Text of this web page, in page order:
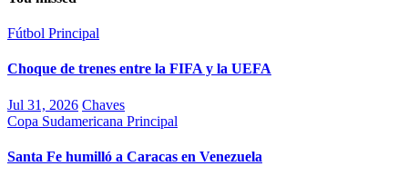
Fútbol Principal
Choque de trenes entre la FIFA y la UEFA
Jul 31, 2026 Chaves
Copa Sudamericana Principal
Santa Fe humilló a Caracas en Venezuela